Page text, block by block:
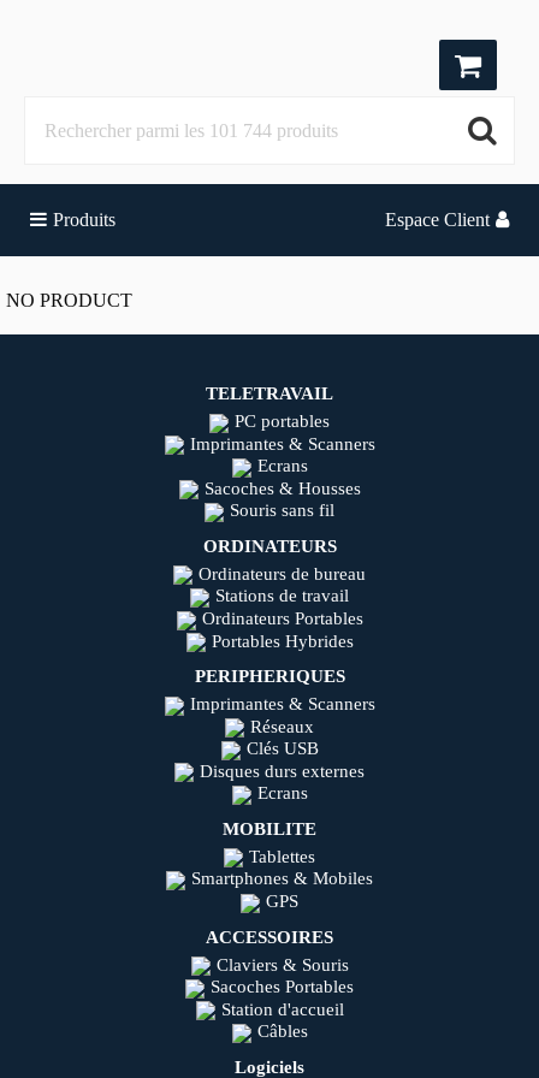
Produits Espace Client
NO PRODUCT
TELETRAVAIL
PC portables
Imprimantes & Scanners
Ecrans
Sacoches & Housses
Souris sans fil
ORDINATEURS
Ordinateurs de bureau
Stations de travail
Ordinateurs Portables
Portables Hybrides
PERIPHERIQUES
Imprimantes & Scanners
Réseaux
Clés USB
Disques durs externes
Ecrans
MOBILITE
Tablettes
Smartphones & Mobiles
GPS
ACCESSOIRES
Claviers & Souris
Sacoches Portables
Station d'accueil
Câbles
Logiciels